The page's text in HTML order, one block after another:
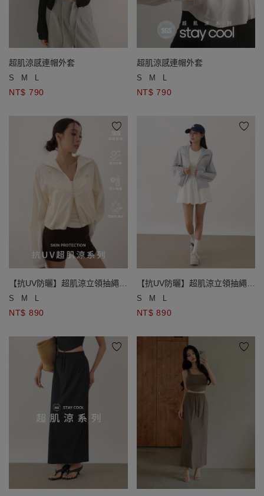
超肌涼感連帽外套
S M L
NT$ 790
超肌涼感連帽外套
S M L
NT$ 790
【抗UV防曬】超肌涼立領抽繩連
帽短版外套
S M L
NT$ 890
【抗UV防曬】超肌涼立領抽繩連
帽短版外套
S M L
NT$ 890